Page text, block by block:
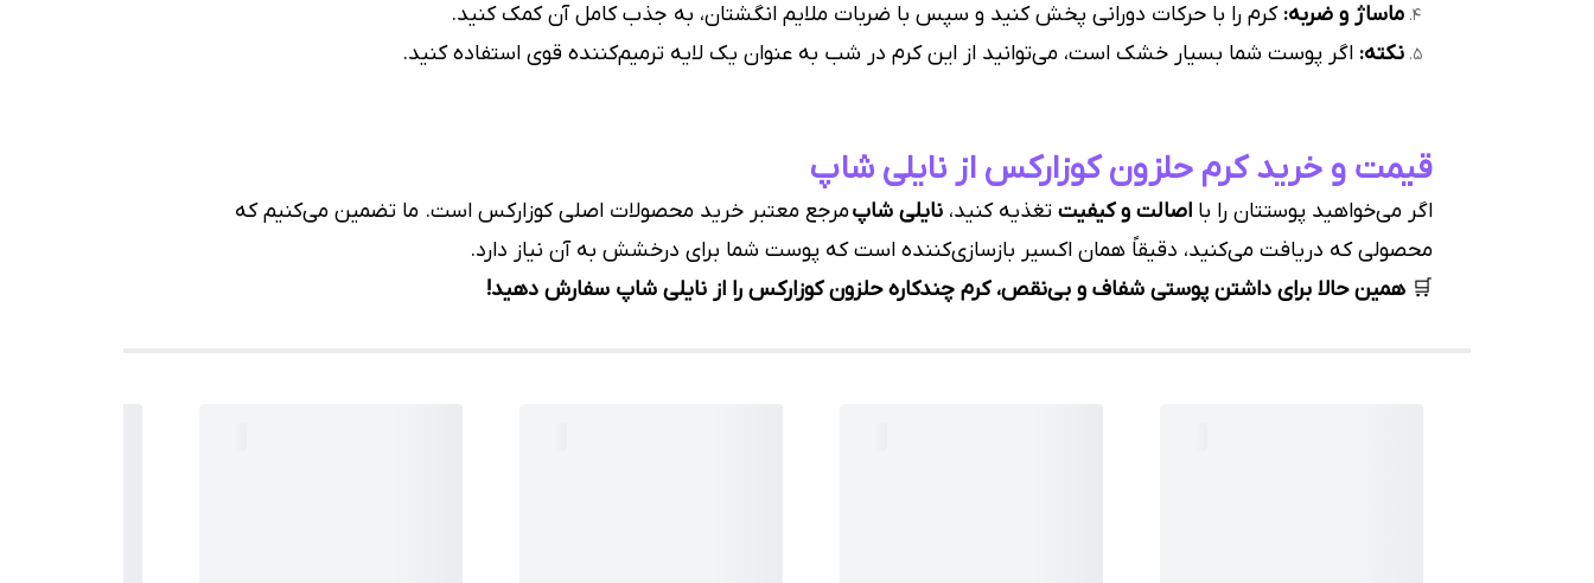
ماساژ و ضربه: کرم را با حرکات دورانی پخش کنید و سپس با ضربات ملایم انگشتان، به جذب کامل آن کمک کنید.
نکته: اگر پوست شما بسیار خشک است، می‌توانید از این کرم در شب به عنوان یک لایه ترمیم‌کننده قوی استفاده کنید.
قیمت و خرید کرم حلزون کوزارکس از نایلی شاپ
اگر می‌خواهید پوستتان را با اصالت و کیفیت تغذیه کنید، نایلی شاپمرجع معتبر خرید محصولات اصلی کوزارکس است. ما تضمین می‌کنیم که
محصولی که دریافت می‌کنید، دقیقاً همان اکسیر بازسازی‌کننده است که پوست شما برای درخشش به آن نیاز دارد.
🛒 همین حالا برای داشتن پوستی شفاف و بی‌نقص، کرم چندکاره حلزون کوزارکس را از نایلی شاپ سفارش دهید!